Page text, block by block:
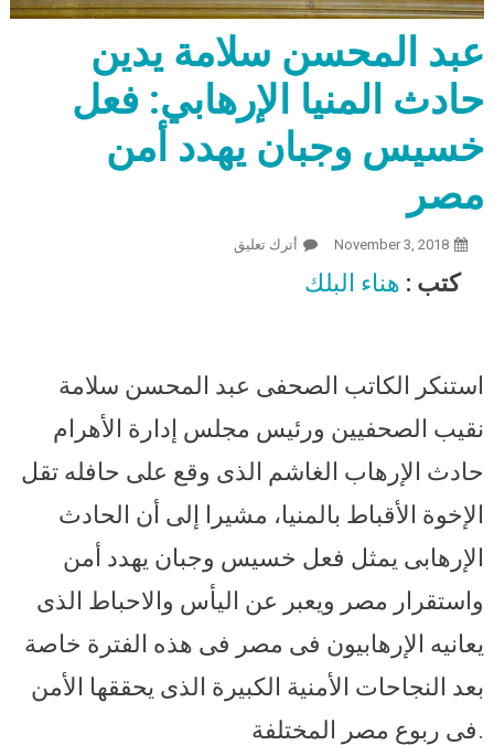
عبد المحسن سلامة يدين
حادث المنيا الإرهابي: فعل
خسيس وجبان يهدد أمن
مصر
November 3, 2018 أترك تعليق
كتب : هناء البلك
استنكر الكاتب الصحفى عبد المحسن سلامة
نقيب الصحفيين ورئيس مجلس إدارة الأهرام
حادث الإرهاب الغاشم الذى وقع على حافله تقل
الإخوة الأقباط بالمنيا، مشيرا إلى أن الحادث
الإرهابى يمثل فعل خسيس وجبان يهدد أمن
واستقرار مصر ويعبر عن اليأس والاحباط الذى
يعانيه الإرهابيون فى مصر فى هذه الفترة خاصة
بعد النجاحات الأمنية الكبيرة الذى يحققها الأمن
فى ربوع مصر المختلفة.